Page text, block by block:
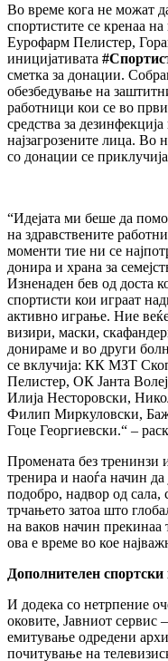
Во време кога не можат
спортистите се кренаа
Еурофарм Пелистер,
иницијативата
сметка за донации.
обезбедување на
работници кои се во
средства за
најзагрозените лица. Во
со донации се
“Идејата ми беше да
на здравствените
моменти тие ни се
донира и храна за
Изненаден бев од доста
спортисти кои играат
активно играње. Ние
визири, маски,
донираме и во други
се вклучија: КК МЗТ
Пелистер, ОК Јанта
Илија Несторовски,
Филип Миркуловски,
Гоце Георгиевски.“ –
Промената без тренинзи
тренира и наоѓа начин
подобро, надвор од сала,
трчањето затоа што
на ваков начин прекинаа
ова е време во кое
Дополнителен
И додека со нетрпение
оковите, Јавниот сервис
емитување одредени
почитување на